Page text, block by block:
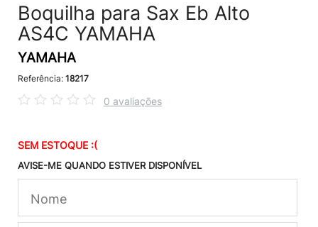
Boquilha para Sax Eb Alto
AS4C YAMAHA
YAMAHA
Referência: 18217
0 avaliações
SEM ESTOQUE :(
AVISE-ME QUANDO ESTIVER DISPONÍVEL